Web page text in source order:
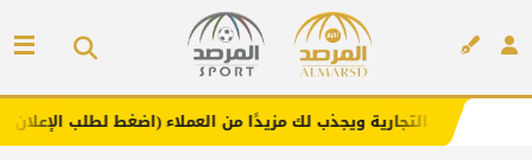
ويجذب لك مزيدًا من العملاء (اضغط لطلب الإعلان)